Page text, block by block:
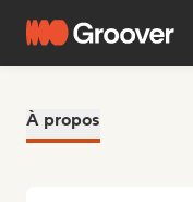
À propos